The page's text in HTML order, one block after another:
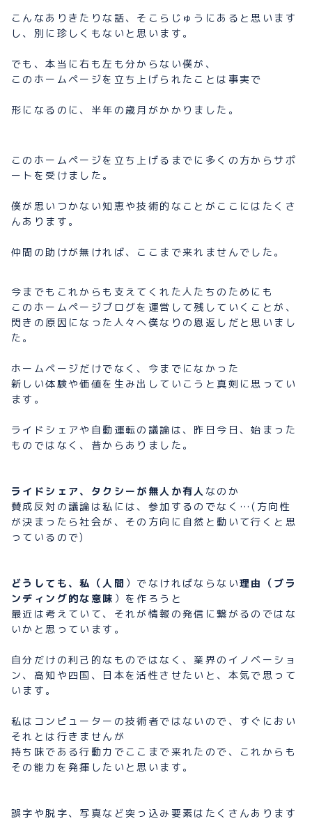
こんなありきたりな話、そこらじゅうにあると思います
し、別に珍しくもないと思います。
でも、本当に右も左も分からない僕が、
このホームページを立ち上げられたことは事実で
形になるのに、半年の歳月がかかりました。
このホームページを立ち上げるまでに多くの方からサポ
ートを受けました。
僕が思いつかない知恵や技術的なことがここにはたくさ
んあります。
仲間の助けが無ければ、ここまで来れませんでした。
今までもこれからも支えてくれた人たちのためにも
このホームページブログを運営して残していくことが、
閃きの原因になった人々へ僕なりの恩返しだと思いまし
た。
ホームページだけでなく、今までになかった
新しい体験や価値を生み出していこうと真剣に思ってい
ます。
ライドシェアや自動運転の議論は、昨日今日、始まった
ものではなく、昔からありました。
ライドシェア、タクシーが無人か有人 なのか
賛成反対の議論は私には、参加するのでなく…(方向性
が決まったら社会が、その方向に自然と動いて行くと思
っているので)
どうしても、私（人間 ）でなければならない理由（ブラ
ンディング的な意味 ）を作ろうと
最近は考えていて、それが情報の発信に繋がるのではな
いかと思っています。
自分だけの利己的なものではなく、業界のイノベーショ
ン、高知や四国、日本を活性させたいと、本気で思って
います。
私はコンピューターの技術者ではないので、すぐにおい
それとは行きませんが
持ち味である行動力でここまで来れたので、これからも
その能力を発揮したいと思います。
誤字や脱字、写真など突っ込み要素はたくさんあります